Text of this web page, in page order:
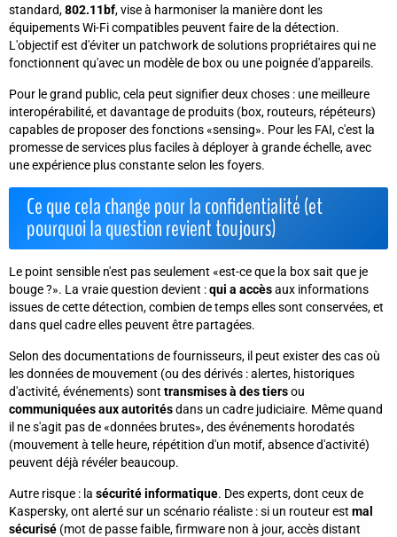
standard,802.11bf, vise à harmoniser la manière dont les
équipements Wi-Fi compatibles peuvent faire de la détection.
L'objectif est d'éviter un patchwork de solutions propriétaires qui ne
fonctionnent qu'avec un modèle de box ou une poignée d'appareils.
Pour le grand public, cela peut signifier deux choses : une meilleure
interopérabilité, et davantage de produits (box, routeurs, répéteurs)
capables de proposer des fonctions «sensing». Pour les FAI, c'est la
promesse de services plus faciles à déployer à grande échelle, avec
une expérience plus constante selon les foyers.
Ce que cela change pour la confidentialité (et
pourquoi la question revient toujours)
Le point sensible n'est pas seulement «est-ce que la box sait que je
bouge ?». La vraie question devient :qui a accèsaux informations
issues de cette détection, combien de temps elles sont conservées, et
dans quel cadre elles peuvent être partagées.
Selon des documentations de fournisseurs, il peut exister des cas où
les données de mouvement (ou des dérivés : alertes, historiques
d'activité, événements) sont transmises à des tiersou
communiquées aux autoritésdans un cadre judiciaire. Même quand
il ne s'agit pas de «données brutes», des événements horodatés
(mouvement à telle heure, répétition d'un motif, absence d'activité)
peuvent déjà révéler beaucoup.
Autre risque : la sécurité informatique. Des experts, dont ceux de
Kaspersky, ont alerté sur un scénario réaliste : si un routeur est mal
sécurisé (mot de passe faible, firmware non à jour, accès distant